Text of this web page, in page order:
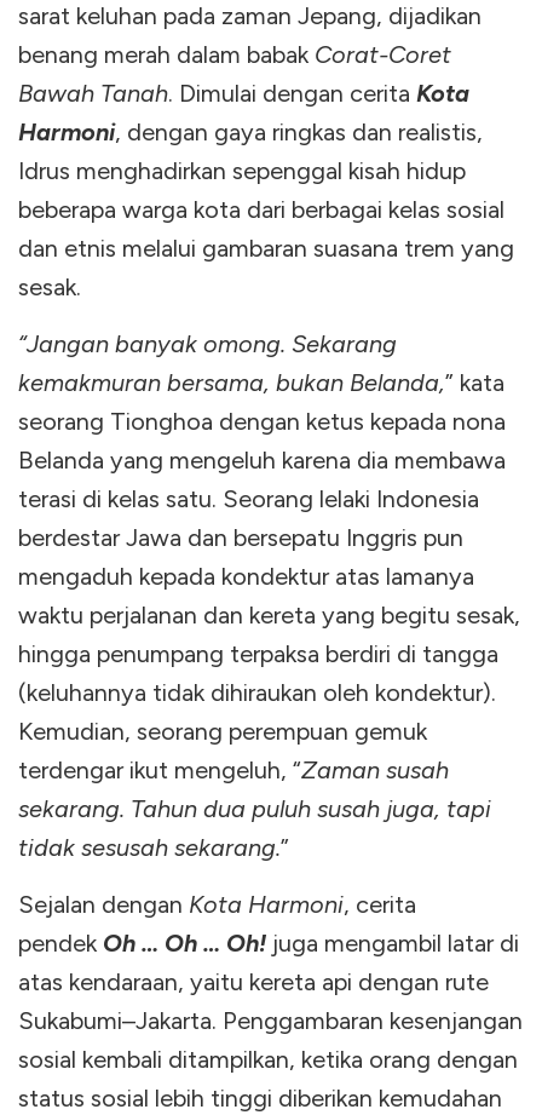
sarat keluhan pada zaman Jepang, dijadikan
benang merah dalam babak Corat-Coret
Bawah Tanah. Dimulai dengan cerita Kota
Harmoni, dengan gaya ringkas dan realistis,
Idrus menghadirkan sepenggal kisah hidup
beberapa warga kota dari berbagai kelas sosial
dan etnis melalui gambaran suasana trem yang
sesak.
“Jangan banyak omong. Sekarang
kemakmuran bersama, bukan Belanda,” kata
seorang Tionghoa dengan ketus kepada nona
Belanda yang mengeluh karena dia membawa
terasi di kelas satu. Seorang lelaki Indonesia
berdestar Jawa dan bersepatu Inggris pun
mengaduh kepada kondektur atas lamanya
waktu perjalanan dan kereta yang begitu sesak,
hingga penumpang terpaksa berdiri di tangga
(keluhannya tidak dihiraukan oleh kondektur).
Kemudian, seorang perempuan gemuk
terdengar ikut mengeluh, “Zaman susah
sekarang. Tahun dua puluh susah juga, tapi
tidak sesusah sekarang.”
Sejalan dengan Kota Harmoni, cerita
pendek Oh … Oh … Oh! juga mengambil latar di
atas kendaraan, yaitu kereta api dengan rute
Sukabumi–Jakarta. Penggambaran kesenjangan
sosial kembali ditampilkan, ketika orang dengan
status sosial lebih tinggi diberikan kemudahan